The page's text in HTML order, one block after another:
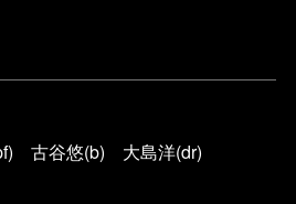
古谷悠(b) 大島洋(dr)